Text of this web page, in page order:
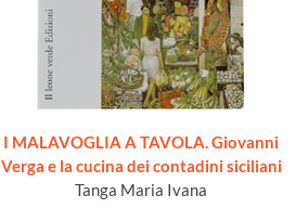
I MALAVOGLIA A TAVOLA. Giovanni
Verga e la cucina dei contadini siciliani
Tanga Maria Ivana